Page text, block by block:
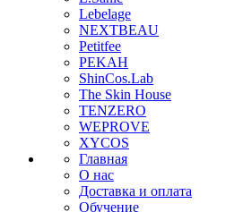
Lebelage
NEXTBEAU
Petitfee
PEKAH
ShinCos.Lab
The Skin House
TENZERO
WEPROVE
XYCOS
Главная
О нас
Доставка и оплата
Обучение